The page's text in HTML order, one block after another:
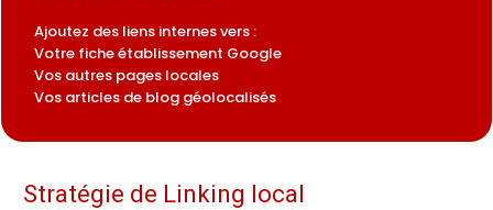
Ajoutez des liens internes vers :
Votre fiche établissement Google
Vos autres pages locales
Vos articles de blog géolocalisés
Stratégie de Linking local